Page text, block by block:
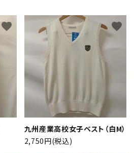
favorite
九州産業高校女子ベスト（白M）
2,750円(税込)
favorite